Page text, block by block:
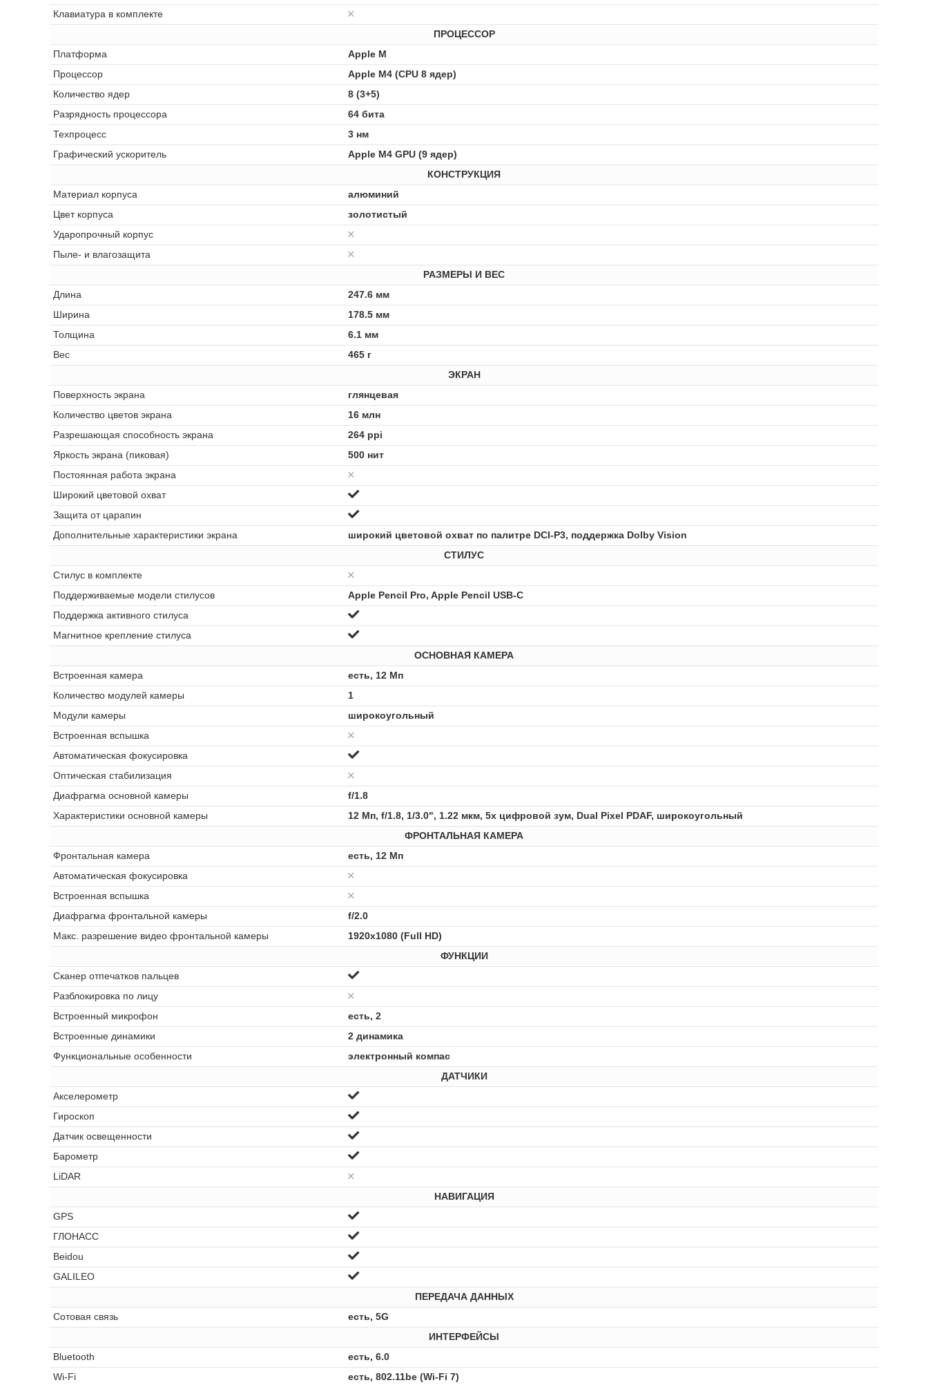
Клавиатура в комплекте
ПРОЦЕССОР
Платформа
Apple M
Процессор
Apple M4 (CPU 8 ядер)
Количество ядер
8 (3+5)
Разрядность процессора
64 бита
Техпроцесс
3 нм
Графический ускоритель
Apple M4 GPU (9 ядер)
КОНСТРУКЦИЯ
Материал корпуса
алюминий
Цвет корпуса
золотистый
Ударопрочный корпус
Пыле- и влагозащита
РАЗМЕРЫ И ВЕС
Длина
247.6 мм
Ширина
178.5 мм
Толщина
6.1 мм
Вес
465 г
ЭКРАН
Поверхность экрана
глянцевая
Количество цветов экрана
16 млн
Разрешающая способность экрана
264 ppi
Яркость экрана (пиковая)
500 нит
Постоянная работа экрана
Широкий цветовой охват
Защита от царапин
Дополнительные характеристики экрана
широкий цветовой охват по палитре DCI-P3, поддержка Dolby Vision
СТИЛУС
Стилус в комплекте
Поддерживаемые модели стилусов
Apple Pencil Pro, Apple Pencil USB-C
Поддержка активного стилуса
Магнитное крепление стилуса
ОСНОВНАЯ КАМЕРА
Встроенная камера
есть, 12 Мп
Количество модулей камеры
1
Модули камеры
широкоугольный
Встроенная вспышка
Автоматическая фокусировка
Оптическая стабилизация
Диафрагма основной камеры
f/1.8
Характеристики основной камеры
12 Мп, f/1.8, 1/3.0", 1.22 мкм, 5x цифровой зум, Dual Pixel PDAF, широкоугольный
ФРОНТАЛЬНАЯ КАМЕРА
Фронтальная камера
есть, 12 Мп
Автоматическая фокусировка
Встроенная вспышка
Диафрагма фронтальной камеры
f/2.0
Макс. разрешение видео фронтальной камеры
1920x1080 (Full HD)
ФУНКЦИИ
Сканер отпечатков пальцев
Разблокировка по лицу
Встроенный микрофон
есть, 2
Встроенные динамики
2 динамика
Функциональные особенности
электронный компас
ДАТЧИКИ
Акселерометр
Гироскоп
Датчик освещенности
Барометр
LiDAR
НАВИГАЦИЯ
GPS
ГЛОНАСС
Beidou
GALILEO
ПЕРЕДАЧА ДАННЫХ
Сотовая связь
есть, 5G
ИНТЕРФЕЙСЫ
Bluetooth
есть, 6.0
Wi-Fi
есть, 802.11be (Wi-Fi 7)